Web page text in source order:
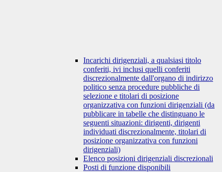
Incarichi dirigenziali, a qualsiasi titolo
conferiti, ivi inclusi quelli conferiti
discrezionalmente dall'organo di indirizzo
politico senza procedure pubbliche di
selezione e titolari di posizione
organizzativa con funzioni dirigenziali (da
pubblicare in tabelle che distinguano le
seguenti situazioni: dirigenti, dirigenti
individuati discrezionalmente, titolari di
posizione organizzativa con funzioni
dirigenziali)
Elenco posizioni dirigenziali discrezionali
Posti di funzione disponibili